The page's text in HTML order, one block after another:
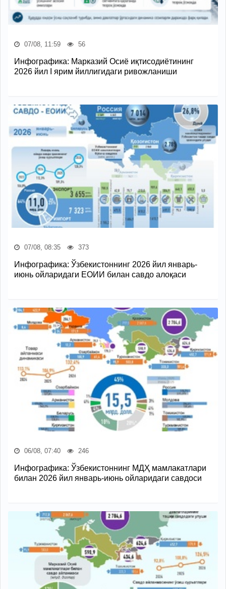
07/08, 11:59 56
Инфографика: Марказий Осиё иқтисодиётининг
2026 йил I ярим йиллигидаги ривожланиши
07/08, 08:35 373
Инфографика: Ўзбекистоннинг 2026 йил январь-
июнь ойларидаги ЕОИИ билан савдо алоқаси
06/08, 07:40 246
Инфографика: Ўзбекистоннинг МДҲ мамлакатлари
билан 2026 йил январь-июнь ойларидаги савдоси